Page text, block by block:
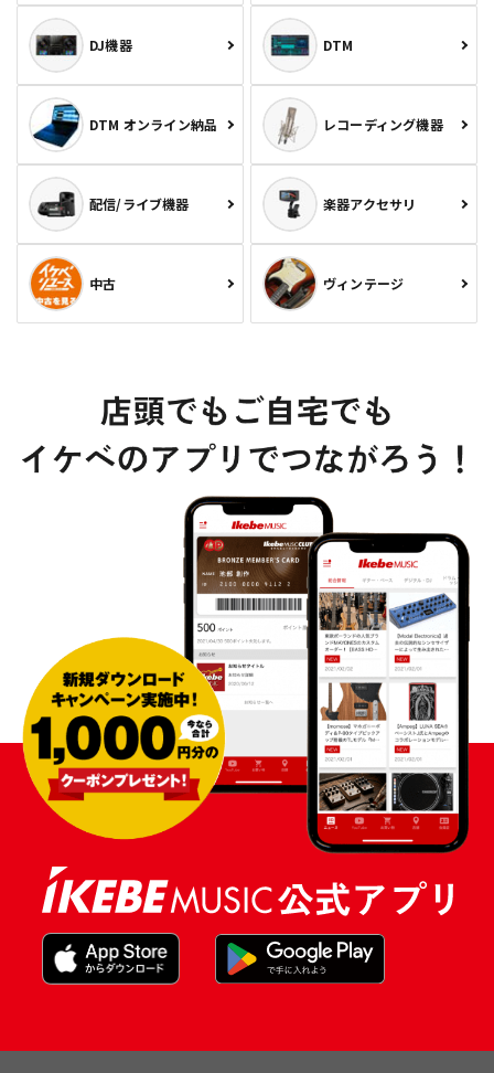
DJ機器 DTM
DTM オンライン納品 レコーディング機器
配信/ライブ機器 楽器アクセサリ
中古 ヴィンテージ